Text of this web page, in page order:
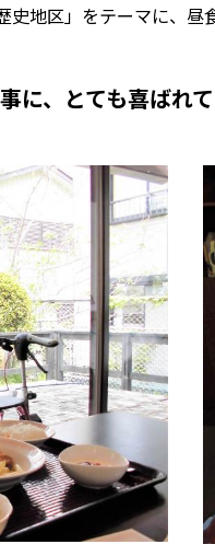
史地区」をテーマに、
に、とても喜ばれ